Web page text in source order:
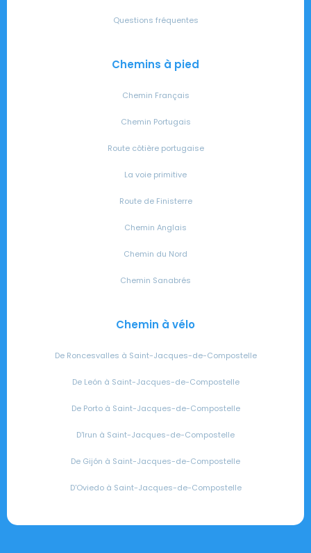
Questions fréquentes
Chemins à pied
Chemin Français
Chemin Portugais
Route côtière portugaise
La voie primitive
Route de Finisterre
Chemin Anglais
Chemin du Nord
Chemin Sanabrés
Chemin à vélo
De Roncesvalles à Saint-Jacques-de-Compostelle
De León à Saint-Jacques-de-Compostelle
De Porto à Saint-Jacques-de-Compostelle
D'Irun à Saint-Jacques-de-Compostelle
De Gijón à Saint-Jacques-de-Compostelle
D'Oviedo à Saint-Jacques-de-Compostelle